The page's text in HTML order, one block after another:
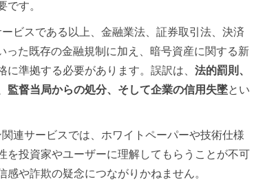
す。
ービスである以上、金融業法、証券取引法、決済
た既存の金融規制に加え、暗号資産に関する新
準拠する必要があります。誤訳は、 法的罰則、
監督当局からの処分、そして企業の信用失墜とい
連サービスでは、ホワイトペーパーや技術仕様
を投資家やユーザーに理解してもらうことが不可
や詐欺の疑念につながりかねません。